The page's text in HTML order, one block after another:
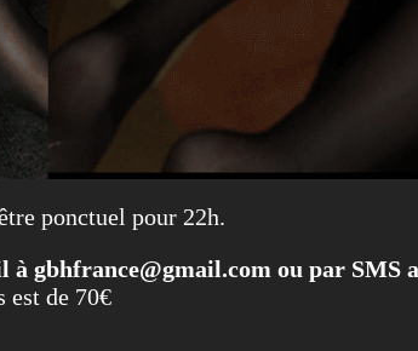
ponctuel pour 22h.
gbhfrance@gmail.com ou par SMS
de 70€